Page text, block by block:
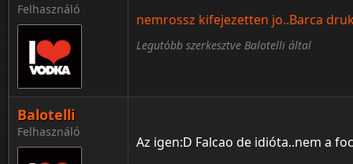
Felhasználó
nemrossz kifejezetten jo..Barca
Legutóbb szerkesztve Balotelli által
Balotelli
Felhasználó
Az igen:D Falcao de idióta..nem a